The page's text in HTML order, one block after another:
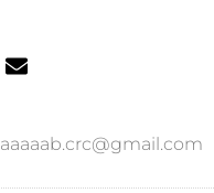
laaaaab.crc@gmail.com